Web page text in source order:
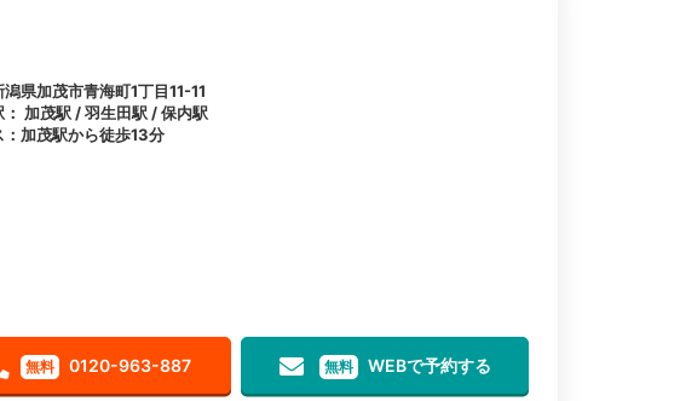
県加茂市青海町1丁目11-11
： 加茂駅 / 羽生田駅 / 保内駅
：加茂駅から徒歩13分
無料 0120-963-887 無料 WEBで予約する